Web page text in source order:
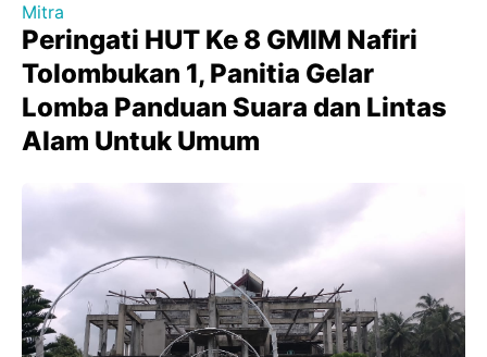
Mitra
Peringati HUT Ke 8 GMIM Nafiri
Tolombukan 1, Panitia Gelar
Lomba Panduan Suara dan Lintas
Alam Untuk Umum